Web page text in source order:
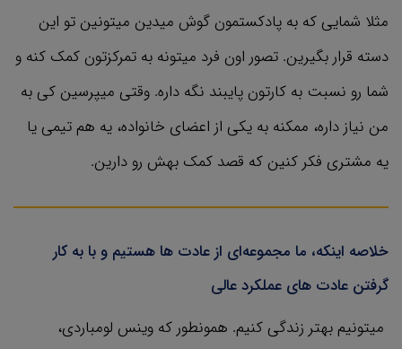
مثلا شمایی که به پادکستمون گوش میدین میتونین تو این
دسته قرار بگیرین. تصور اون فرد میتونه به تمرکزتون کمک کنه و
شما رو نسبت به کارتون پایبند نگه داره. وقتی میپرسین کی به
من نیاز داره، ممکنه به یکی از اعضای خانواده،‌ یه هم تیمی یا
یه مشتری فکر کنین که قصد کمک بهش رو دارین.
خلاصه اینکه، ما مجموعه‌ای از عادت ها هستیم و با به کار
گرفتن عادت های عملکرد عالی
میتونیم بهتر زندگی کنیم. همونطور که وینس لومباردی،